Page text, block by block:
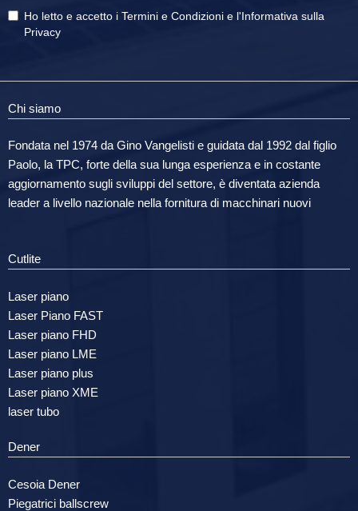
Ho letto e accetto i Termini e Condizioni e l'Informativa sulla
Privacy
Chi siamo
Fondata nel 1974 da Gino Vangelisti e guidata dal 1992 dal figlio
Paolo, la TPC, forte della sua lunga esperienza e in costante
aggiornamento sugli sviluppi del settore, è diventata azienda
leader a livello nazionale nella fornitura di macchinari nuovi
Cutlite
Laser piano
Laser Piano FAST
Laser piano FHD
Laser piano LME
Laser piano plus
Laser piano XME
laser tubo
Dener
Cesoia Dener
Piegatrici ballscrew